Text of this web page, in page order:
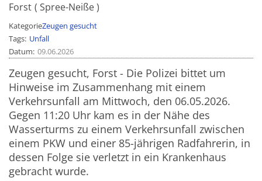
Forst Spree-Neiße
KategorieZeugen gesucht
Tags Unfall
Datum 09.06.2026
Zeugen gesucht, Forst - Die Polizei bittet um
Hinweise im Zusammenhang mit einem
Verkehrsunfall am Mittwoch, den 06.05.2026.
Gegen 11:20 Uhr kam es in der Nähe des
Wasserturms zu einem Verkehrsunfall zwischen
einem PKW und einer 85-jährigen Radfahrerin, in
dessen Folge sie verletzt in ein Krankenhaus
gebracht wurde.